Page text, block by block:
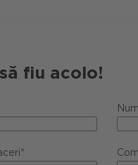
fiu acolo!